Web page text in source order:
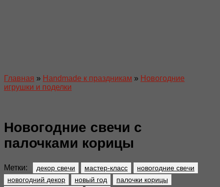
Главная » Handmade к праздникам » Новогодние
игрушки и поделки
Новогодние свечи с
палочками корицы
Метки: декор свечи мастер-класс
новогодние свечи
новогодний декор
новый год
палочки корицы